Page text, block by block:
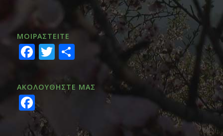
ΜΟΙΡΑΣTEITE
Facebook
Twitter
Share
ΑΚΟΛΟΥΘΗΣΤΕ ΜΑΣ
Facebook